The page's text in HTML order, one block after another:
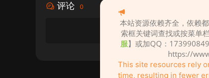
评论 0
本站资源依赖齐全，依赖
索框关键词查找或按菜单
服】或加QQ：
https://
This site resources rely
time, resulting in fewer